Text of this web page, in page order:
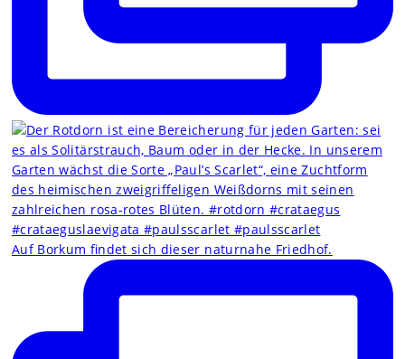
Auf Borkum findet sich dieser naturnahe Friedhof.